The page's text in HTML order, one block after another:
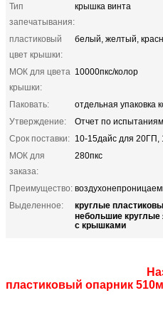
Тип
запечатывания:
крышка винта
пластиковый
цвет крышки:
белый, желтый,
МОК для цвета
крышки:
10000пкс/колор
Паковать:
отдельная упаковка
Утверждение:
Отчет по
Срок поставки: 10-15дайс для 20ГП,
МОК для
заказа:
280пкс
Преимущество:
Выделенное:
круглые
небольшие
с крышками
пластиковый опарник